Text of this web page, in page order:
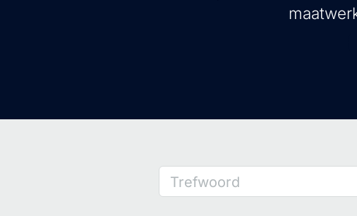
Trefwoord